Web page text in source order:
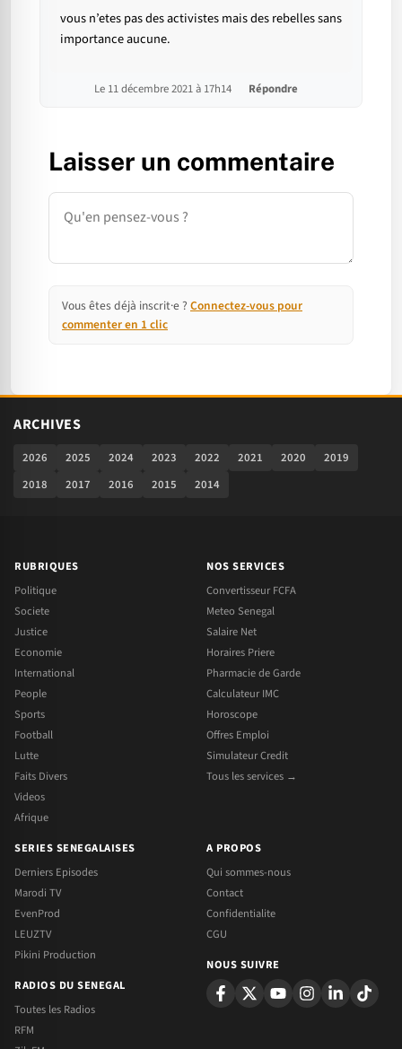
vous n’etes pas des activistes mais des rebelles sans
importance aucune.
Le 11 décembre 2021 à 17h14 Répondre
Laisser un commentaire
Commentaire
Vous êtes déjà inscrit·e ? Connectez-vous pour
commenter en 1 clic
ARCHIVES
2026 2025 2024 2023 2022 2021 2020
2019
2018
2017 2016 2015 2014
RUBRIQUES
Politique
Societe
Justice
Economie
International
People
Sports
Football
Lutte
Faits Divers
Videos
Afrique
NOS SERVICES
Convertisseur FCFA
Meteo Senegal
Salaire Net
Horaires Priere
Pharmacie de Garde
Calculateur IMC
Horoscope
Offres Emploi
Simulateur Credit
Tous les services →
SERIES SENEGALAISES
Derniers Episodes
Marodi TV
EvenProd
LEUZTV
Pikini Production
RADIOS DU SENEGAL
Toutes les Radios
RFM
A PROPOS
Qui sommes-nous
Contact
Confidentialite
CGU
NOUS SUIVRE